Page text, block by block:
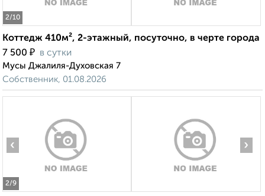
2/10
Коттедж 410м², 2-этажный, посуточно, в черте города
7 500 ₽ в сутки
Мусы Джалиля-Духовская 7
Собственник, 01.08.2026
2/9
‹ ›